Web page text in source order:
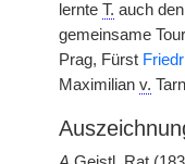
lernte T. auch den
gemeinsame
Prag, Fürst
Maximilian v.